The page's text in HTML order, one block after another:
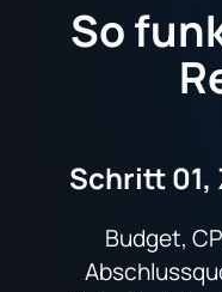
So
Schritt 01,
Budget,